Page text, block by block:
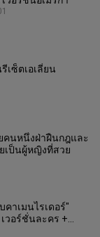
เซ็ตเอเลี่ยน
คนหนึ่งฝ่าฝืนกฎและ
เป็นผู้หญิงที่สวย
คาเมนไรเดอร์"
วอร์ชั่นละคร +
+ Super Battle